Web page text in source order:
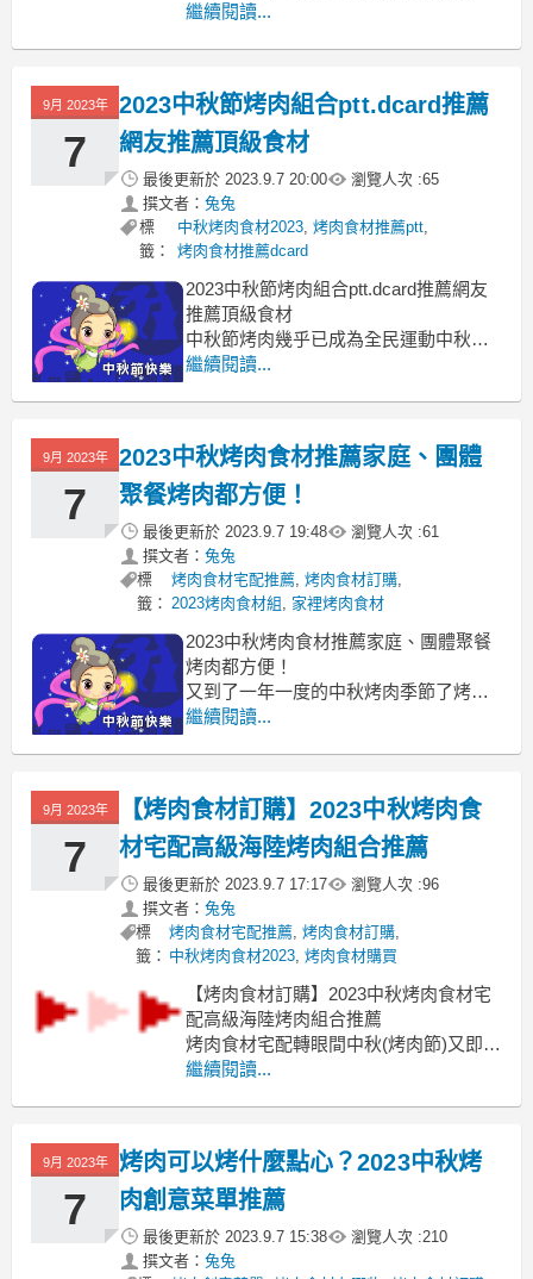
合宅配推薦
宅配 烤肉食材組合 烤肉食材宅配dcard
中秋烤肉組合宅配 中秋烤肉2023
不
繼續閱讀...
9月 2023年
7
2023中秋節烤肉組合ptt.dcard推薦
網友推薦頂級食材
最後更新於 2023.9.7 20:00 瀏覽人次 :65
撰文者： 兔兔
標
籤：
中秋烤肉食材2023,烤肉食材推薦ptt,
烤肉食材推薦dcard
2023中秋節烤肉組合ptt.dcard推薦網友
推薦頂級食材
中秋節烤肉幾乎已成為全民運動中秋節
烤肉組合
2023 烤肉組合推薦dcard 中秋烤肉組
2023 中秋烤肉組ptt
每年一成不變的烤肉派對籌備感到
繼續閱讀...
9月 2023年
7
2023中秋烤肉食材推薦家庭、團體
聚餐烤肉都方便！
最後更新於 2023.9.7 19:48 瀏覽人次 :61
撰文者： 兔兔
標
籤：
烤肉食材宅配推薦, 烤肉食材訂購,
2023烤肉食材組 , 家裡烤肉食材
2023中秋烤肉食材推薦家庭、團體聚餐
烤肉都方便！
又到了一年一度的中秋烤肉季節了烤肉
食材推薦
表 烤肉必備食材dcard 烤肉創意菜單 烤
肉必備蔬菜 烤肉食材宅配
大家有沒有烤過一些特殊食材烤肉食
繼續閱讀...
9月 2023年
7
【烤肉食材訂購】2023中秋烤肉食
材宅配高級海陸烤肉組合推薦
最後更新於 2023.9.7 17:17 瀏覽人次 :96
撰文者： 兔兔
標
籤：
烤肉食材宅配推薦,烤肉食材訂購,
中秋烤肉食材2023,烤肉食材購買
【烤肉食材訂購】2023中秋烤肉食材宅
配高級海陸烤肉組合推薦
烤肉食材宅配轉眼間中秋(烤肉節)又即將
來臨
訂購 烤肉組合推薦dcard 烤肉食材專賣
店 中秋烤肉組合宅配 烤肉食材宅配台北
烤肉食材組合
繼續閱讀...
9月 2023年
7
烤肉可以烤什麼點心？2023中秋烤
肉創意菜單推薦
最後更新於 2023.9.7 15:38 瀏覽人次 :210
撰文者： 兔兔